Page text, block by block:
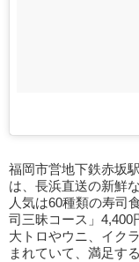
福岡市営地下鉄赤坂
は、長浜直送の新鮮
人気は60種類の寿司
司三昧コース」4,400
大トロやウニ、イク
まれていて、満足す